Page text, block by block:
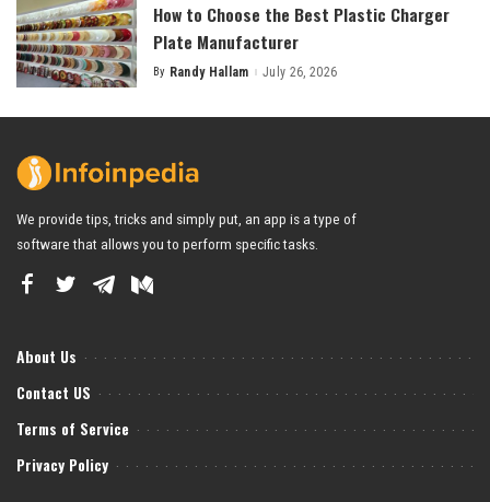
How to Choose the Best Plastic Charger
Plate Manufacturer
Posted
By Randy Hallam July 26, 2026
We provide tips, tricks and simply put, an app is a type of
software that allows you to perform specific tasks.
About Us
Contact US
Terms of Service
Privacy Policy